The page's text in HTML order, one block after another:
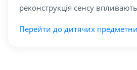
реконструкція сенсу
Перейти до дитячих